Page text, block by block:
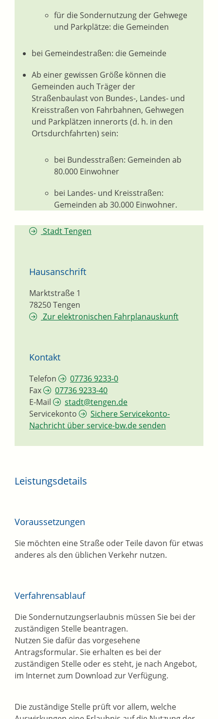
für die Sondernutzung der Gehwege
und Parkplätze: die Gemeinden
bei Gemeindestraßen: die Gemeinde
Ab einer gewissen Größe können die
Gemeinden auch Träger der
Straßenbaulast von Bundes-, Landes- und
Kreisstraßen von Fahrbahnen, Gehwegen
und Parkplätzen innerorts (d. h. in den
Ortsdurchfahrten) sein:
bei Bundesstraßen: Gemeinden ab
80.000 Einwohner
bei Landes- und Kreisstraßen:
Gemeinden ab 30.000 Einwohner.
Stadt Tengen
Hausanschrift
Marktstraße 1
78250Tengen
Zur elektronischen Fahrplanauskunft
Kontakt
Telefon
07736 9233-0
Fax
07736 9233-40
E-Mail
stadt@tengen.de
Servicekonto
Sichere Servicekonto-
Nachricht über service-bw.de senden
Leistungsdetails
Voraussetzungen
Sie möchten eine Straße oder Teile davon für etwas
anderes als den üblichen Verkehr nutzen.
Verfahrensablauf
Die Sondernutzungserlaubnis müssen Sie bei der
zuständigen Stelle beantragen.
Nutzen Sie dafür das vorgesehene
Antragsformular. Sie erhalten es bei der
zuständigen Stelle oder es steht, je nach Angebot,
im Internet zum Download zur Verfügung.
Die zuständige Stelle prüft vor allem, welche